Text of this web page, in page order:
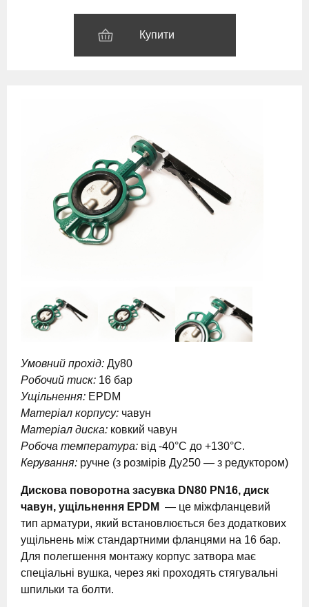
Купити
Умовний прохід: Ду80
Робочий тиск: 16 бар
Ущільнення: EPDM
Матеріал корпусу: чавун
Матеріал диска: ковкий чавун
Робоча температура: від -40°C до +130°C.
Керування: ручне (з розмірів Ду250 — з редуктором)
Дискова поворотна засувка DN80 PN16, диск
чавун, ущільнення EPDM — це міжфланцевий
тип арматури, який встановлюється без додаткових
ущільнень між стандартними фланцями на 16 бар.
Для полегшення монтажу корпус затвора має
спеціальні вушка, через які проходять стягувальні
шпильки та болти.